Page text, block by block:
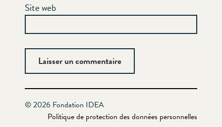
Site web
© 2026 Fondation IDEA
Politique de protection des données personnelles